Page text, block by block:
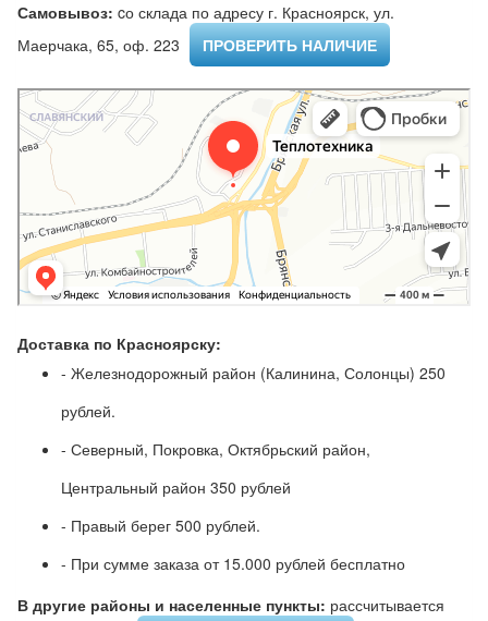
Самовывоз: cо склада по адресу г. Красноярск, ул.
Маерчака, 65, оф. 223 ​
ПРОВЕРИТЬ НАЛИЧИЕ
Доставка по Красноярску:
- Железнодорожный район (Калинина, Солонцы) 250
рублей.
- Северный, Покровка, Октябрьский район,
Центральный район 350 рублей
- Правый берег 500 рублей.
- При сумме заказа от 15.000 рублей бесплатно
В другие районы и населенные пункты: рассчитывается